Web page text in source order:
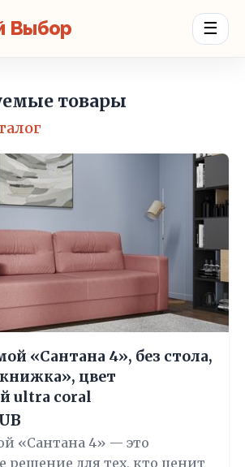
Выбор ☰
товары
«Сантана 4», без стола,
цвет
ultra coral
«Сантана 4» — это
решение для тех, кто ценит